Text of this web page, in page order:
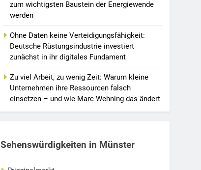
zum wichtigsten Baustein der Energiewende
werden
Ohne Daten keine Verteidigungsfähigkeit:
Deutsche Rüstungsindustrie investiert
zunächst in ihr digitales Fundament
Zu viel Arbeit, zu wenig Zeit: Warum kleine
Unternehmen ihre Ressourcen falsch
einsetzen – und wie Marc Wehning das ändert
Sehenswürdigkeiten in Münster